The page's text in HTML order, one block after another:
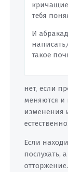
тебя
И
такое
нет, если
меняются и
изменения
Если
послухать,